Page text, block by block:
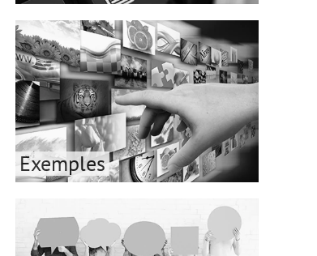
Exemples